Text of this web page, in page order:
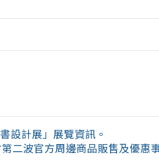
設計展」展覽資訊。
二波官方周邊商品販售及優惠